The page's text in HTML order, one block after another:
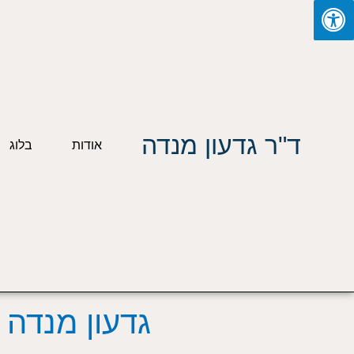
דילוג
לתוכן
ד"ר גדעון מנדה אודות בלוג
גדעון מנדה